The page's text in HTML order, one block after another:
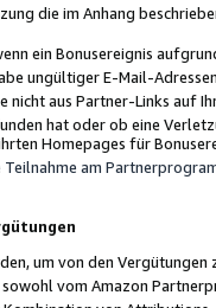
die im Anhang
ein Bonusereignis
ungültiger E-Mail-
nicht aus Partner-Links auf
hat oder ob eine
Homepages für
am
um von den
vom Amazon